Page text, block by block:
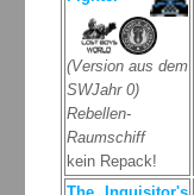
(Version aus dem
SWJahr 0)
Rebellen-
Raumschiff
kein Repack!